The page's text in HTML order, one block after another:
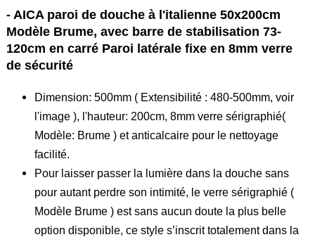
- AICA paroi de douche à l'italienne 50x200cm
Modèle Brume, avec barre de stabilisation 73-
120cm en carré Paroi latérale fixe en 8mm verre
de sécurité
Dimension: 500mm ( Extensibilité : 480-500mm, voir
l'image ), l'hauteur: 200cm, 8mm verre sérigraphié(
Modèle: Brume ) et anticalcaire pour le nettoyage
facilité.
Pour laisser passer la lumière dans la douche sans
pour autant perdre son intimité, le verre sérigraphié (
Modèle Brume ) est sans aucun doute la plus belle
option disponible, ce style s’inscrit totalement dans la